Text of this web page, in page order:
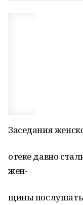
Заседания
отеке давно
жен-
щины послушать